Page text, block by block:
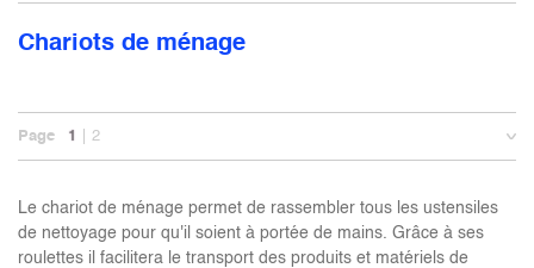
Chariots de ménage
Page 1 2
Le chariot de ménage permet de rassembler tous les ustensiles
de nettoyage pour qu'il soient à portée de mains. Grâce à ses
roulettes il facilitera le transport des produits et matériels de